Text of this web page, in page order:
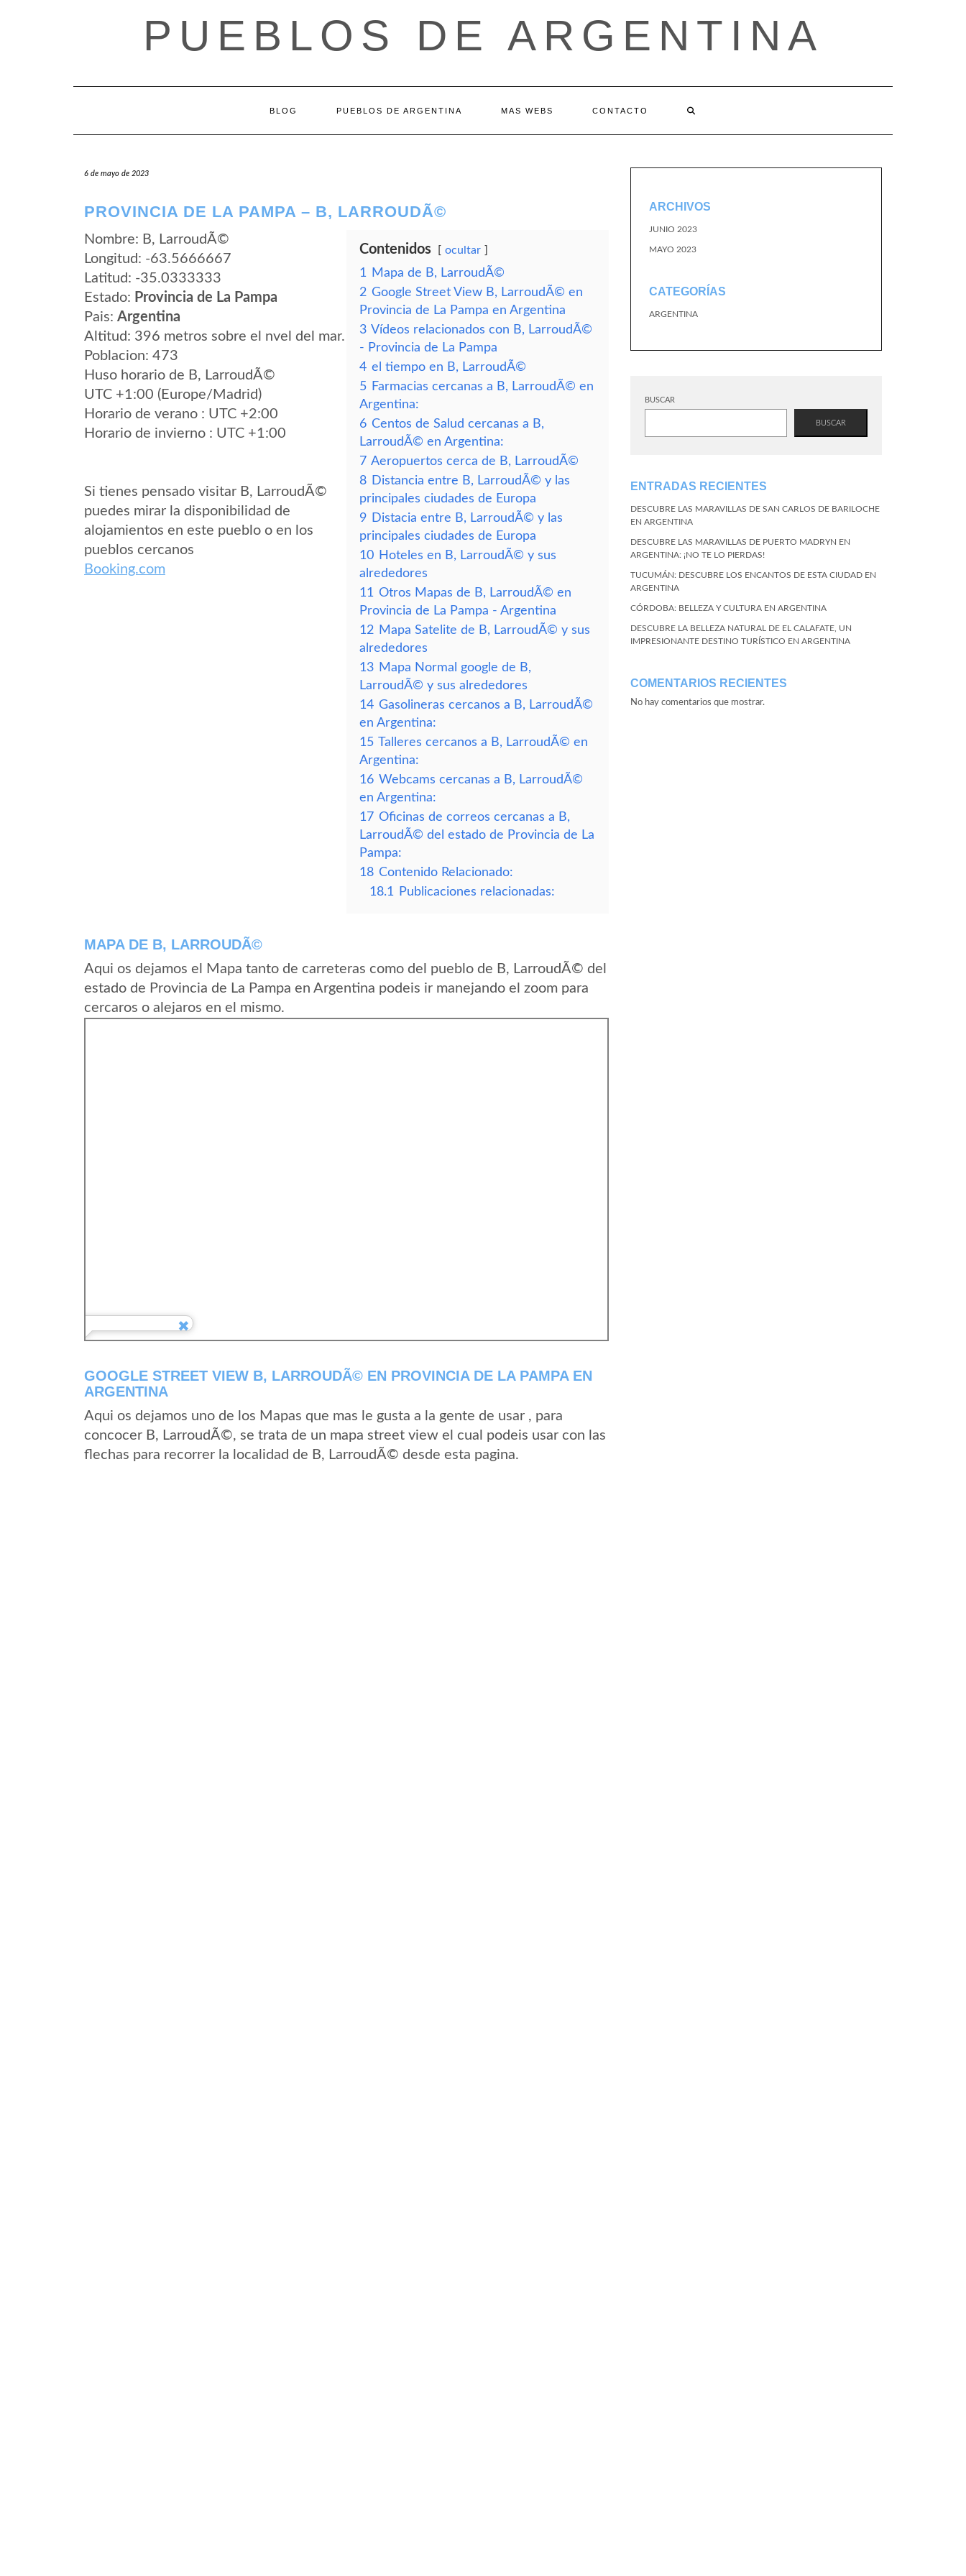
PUEBLOS DE ARGENTINA
BLOG PUEBLOS DE ARGENTINA MAS WEBS CONTACTO
6 de mayo de 2023
PROVINCIA DE LA PAMPA – B, LARROUDÃ©
Nombre: B, LarroudÃ©
Longitud: -63.5666667
Latitud: -35.0333333
Estado: Provincia de La Pampa
Pais: Argentina
Altitud: 396 metros sobre el nvel del mar.
Poblacion: 473
Huso horario de B, LarroudÃ©
UTC +1:00 (Europe/Madrid)
Horario de verano : UTC +2:00
Horario de invierno : UTC +1:00
Si tienes pensado visitar B, LarroudÃ©
puedes mirar la disponibilidad de
alojamientos en este pueblo o en los
pueblos cercanos
Booking.com
Contenidos ocultar
1
Mapa de B, LarroudÃ©
2 Google Street View B, LarroudÃ© en
Provincia de La Pampa en Argentina
3 Vídeos relacionados con B, LarroudÃ©
- Provincia de La Pampa
4 el tiempo en B, LarroudÃ©
5 Farmacias cercanas a B, LarroudÃ© en
Argentina:
6 Centos de Salud cercanas a B,
LarroudÃ© en Argentina:
7 Aeropuertos cerca de B, LarroudÃ©
8 Distancia entre B, LarroudÃ© y las
principales ciudades de Europa
9 Distacia entre B, LarroudÃ© y las
principales ciudades de Europa
10 Hoteles en B, LarroudÃ© y sus
alrededores
11 Otros Mapas de B, LarroudÃ© en
Provincia de La Pampa - Argentina
12 Mapa Satelite de B, LarroudÃ© y sus
alrededores
13 Mapa Normal google de B,
LarroudÃ© y sus alrededores
14 Gasolineras cercanos a B, LarroudÃ©
en Argentina:
15 Talleres cercanos a B, LarroudÃ© en
Argentina:
16 Webcams cercanas a B, LarroudÃ©
en Argentina:
17 Oficinas de correos cercanas a B,
LarroudÃ© del estado de Provincia de La
Pampa:
18 Contenido Relacionado:
18.1
Publicaciones relacionadas:
MAPA DE B, LARROUDÃ©
Aqui os dejamos el Mapa tanto de carreteras como del pueblo de B, LarroudÃ© del
estado de Provincia de La Pampa en Argentina podeis ir manejando el zoom para
cercaros o alejaros en el mismo.
GOOGLE STREET VIEW B, LARROUDÃ© EN PROVINCIA DE LA PAMPA EN
ARGENTINA
Aqui os dejamos uno de los Mapas que mas le gusta a la gente de usar , para
concocer B, LarroudÃ©, se trata de un mapa street view el cual podeis usar con las
flechas para recorrer la localidad de B, LarroudÃ© desde esta pagina.
ARCHIVOS
JUNIO 2023
MAYO 2023
CATEGORÍAS
ARGENTINA
BUSCAR
BUSCAR
ENTRADAS RECIENTES
DESCUBRE LAS MARAVILLAS DE SAN CARLOS DE BARILOCHE
EN ARGENTINA
DESCUBRE LAS MARAVILLAS DE PUERTO MADRYN EN
ARGENTINA: ¡NO TE LO PIERDAS!
TUCUMÁN: DESCUBRE LOS ENCANTOS DE ESTA CIUDAD EN
ARGENTINA
CÓRDOBA: BELLEZA Y CULTURA EN ARGENTINA
DESCUBRE LA BELLEZA NATURAL DE EL CALAFATE, UN
IMPRESIONANTE DESTINO TURÍSTICO EN ARGENTINA
COMENTARIOS RECIENTES
No hay comentarios que mostrar.